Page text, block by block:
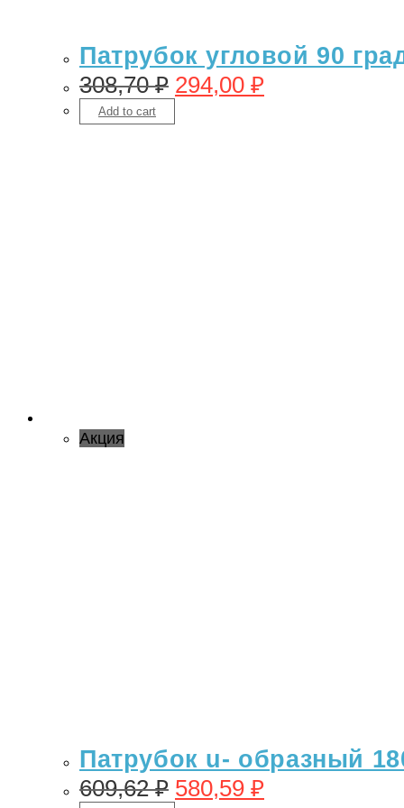
Патрубок угловой 90
308,70₽ 294,00 ₽
Add to cart
Акция
Патрубок u- образный
609,62₽ 580,59 ₽